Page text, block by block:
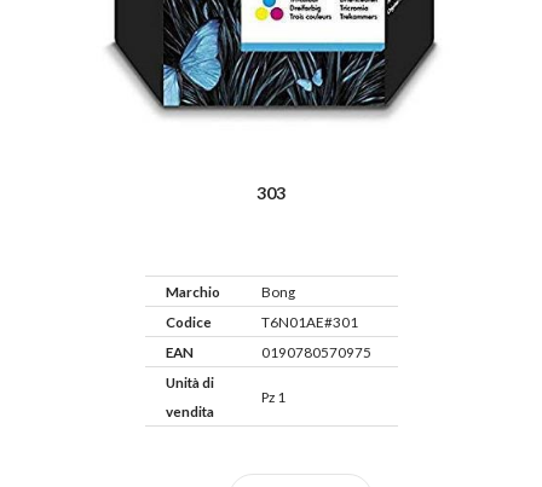
303
Marchio
Bong
Codice
T6N01AE#301
EAN
0190780570975
Unità di
vendita
Pz 1